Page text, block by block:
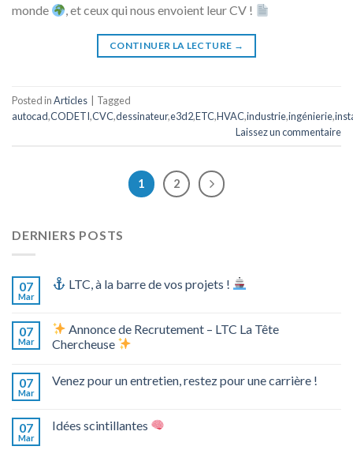
monde
, et ceux qui nous envoient leur CV !
CONTINUER LA LECTURE →
Posted inArticles
Tagged
autocad,CODETI,CVC,dessinateur,e3d2,ETC,HVAC,industrie,ingénierie,
Laissez un commentaire
1 2
DERNIERS POSTS
07
Mar
LTC, à la barre de vos projets !
07
Mar
Annonce de Recrutement – LTC La Tête
Chercheuse
07
Mar
Venez pour un entretien, restez pour une carrière !
07
Mar
Idées scintillantes